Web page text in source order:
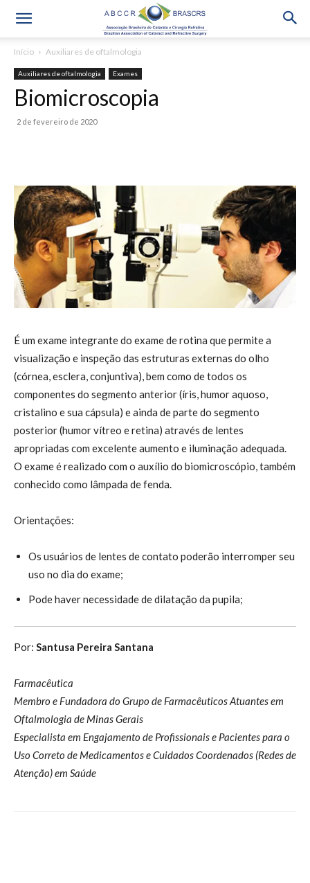
Início Auxiliares de oftalmologia
Auxiliares de oftalmologia Exames
Biomicroscopia
2 de fevereiro de 2020
É um exame integrante do exame de rotina que permite a
visualização e inspeção das estruturas externas do olho
(córnea, esclera, conjuntiva), bem como de todos os
componentes do segmento anterior (íris, humor aquoso,
cristalino e sua cápsula) e ainda de parte do segmento
posterior (humor vítreo e retina) através de lentes
apropriadas com excelente aumento e iluminação adequada.
O exame é realizado com o auxílio do biomicroscópio, também
conhecido como lâmpada de fenda.
Orientações:
Os usuários de lentes de contato poderão interromper seu
uso no dia do exame;
Pode haver necessidade de dilatação da pupila;
Por: Santusa Pereira Santana
Farmacêutica
Membro e Fundadora do Grupo de Farmacêuticos Atuantes em
Oftalmologia de Minas Gerais
Especialista em Engajamento de Profissionais e Pacientes para o
Uso Correto de Medicamentos e Cuidados Coordenados (Redes de
Atenção) em Saúde